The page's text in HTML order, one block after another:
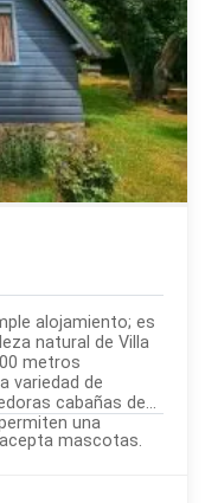
alojamiento; es
natural de Villa
metros
variedad de
cabañas de
una
La Cabaña cuenta con Wi-Fi gratis y acepta mascotas.